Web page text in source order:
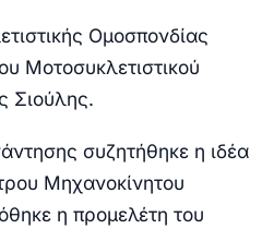
Ομοσπονδίας
Μοτοσυκλετιστικού
Σιούλης.
συζητήθηκε η ιδέα
Μηχανοκίνητου
η προμελέτη του